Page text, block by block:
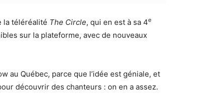
la téléréalité The Circle, qui en est à sa 4e
sur la plateforme, avec de nouveaux
au Québec, parce que l’idée est géniale, et
découvrir des chanteurs : on en a assez.